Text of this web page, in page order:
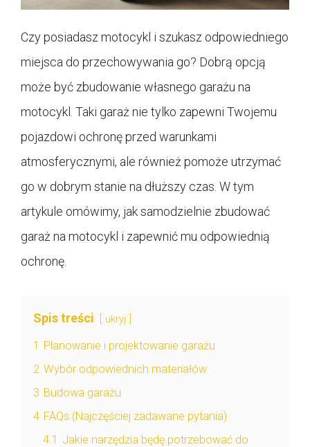
Czy posiadasz motocykl i szukasz odpowiedniego
miejsca do przechowywania go? Dobrą opcją
może być zbudowanie własnego garażu na
motocykl. Taki garaż nie tylko zapewni Twojemu
pojazdowi ochronę przed warunkami
atmosferycznymi, ale również pomoże utrzymać
go w dobrym stanie na dłuższy czas. W tym
artykule omówimy, jak samodzielnie zbudować
garaż na motocykl i zapewnić mu odpowiednią
ochronę.
Spis treści ukryj
1 Planowanie i projektowanie garażu
2 Wybór odpowiednich materiałów
3 Budowa garażu
4 FAQs (Najczęściej zadawane pytania)
4.1 Jakie narzędzia będę potrzebować do